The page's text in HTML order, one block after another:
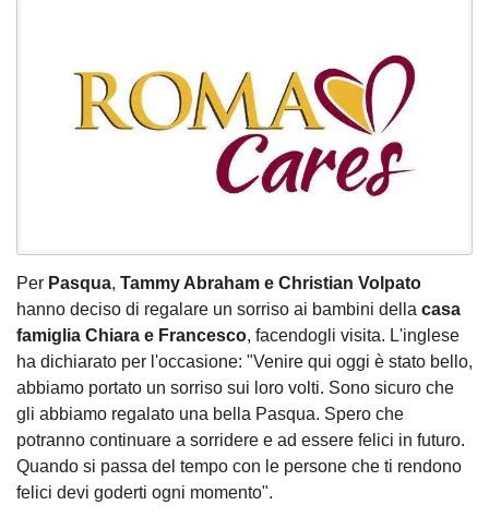
Per Pasqua, Tammy Abraham e Christian Volpato
hanno deciso di regalare un sorriso ai bambini della casa
famiglia Chiara e Francesco, facendogli visita. L'inglese
ha dichiarato per l'occasione: "Venire qui oggi è stato bello,
abbiamo portato un sorriso sui loro volti. Sono sicuro che
gli abbiamo regalato una bella Pasqua. Spero che
potranno continuare a sorridere e ad essere felici in futuro.
Quando si passa del tempo con le persone che ti rendono
felici devi goderti ogni momento".